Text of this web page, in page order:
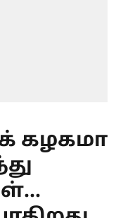
கழகமா